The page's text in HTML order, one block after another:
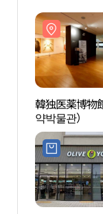
韓独医薬博物
약박물관）